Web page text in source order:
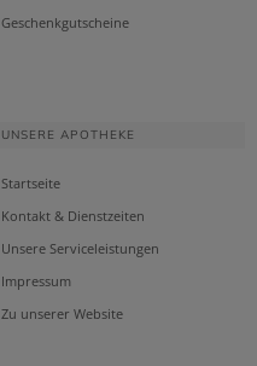
Geschenkgutscheine
UNSERE APOTHEKE
Startseite
Kontakt & Dienstzeiten
Unsere Serviceleistungen
Impressum
Zu unserer Website